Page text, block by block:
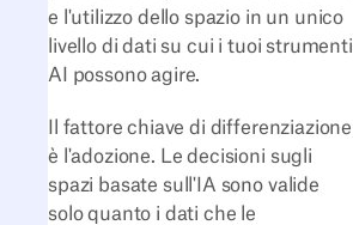
e l'utilizzo dello spazio in un unico
livello di dati su cui i tuoi strumenti
AI possono agire.
Il fattore chiave di differenziazione
è l'adozione. Le decisioni sugli
spazi basate sull'IA sono valide
solo quanto i dati che le